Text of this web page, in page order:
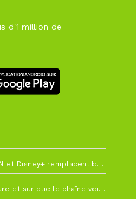
d'1 million de
La Liga change de diffuseur : DAZN et Disney+ remplacent beIN Sports !
RC Lens – Villarreal : à quelle heure et sur quelle chaîne voir la finale de la Como Cup ?